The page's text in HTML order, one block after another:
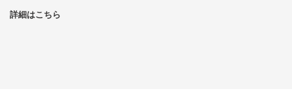
詳細はこちら